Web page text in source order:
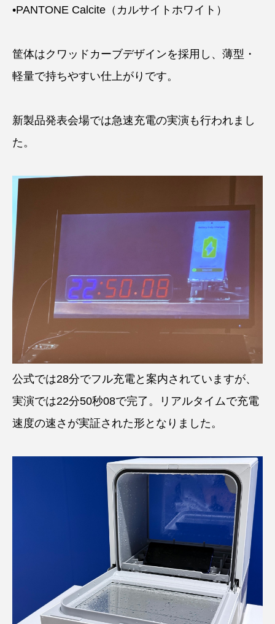
•PANTONE Calcite（カルサイトホワイト）
筐体はクワッドカーブデザインを採用し、薄型・
軽量で持ちやすい仕上がりです。
新製品発表会場では急速充電の実演も行われまし
た。
公式では28分でフル充電と案内されていますが、
実演では22分50秒08で完了。リアルタイムで充電
速度の速さが実証された形となりました。